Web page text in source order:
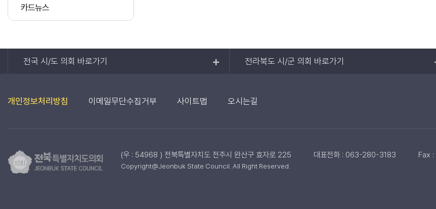
카드뉴스
전국 시/도 의회 바로가기 전라북도 시/군 의회 바로가기
개인정보처리방침 이메일무단수집거부 사이트맵 오시는길
(우 : 54968 ) 전북특별자치도 전주시 완산구 효자로 225 대표전화 : 063-280-3183 Fax
Copyright@Jeonbuk State Council. All Right Reserved.